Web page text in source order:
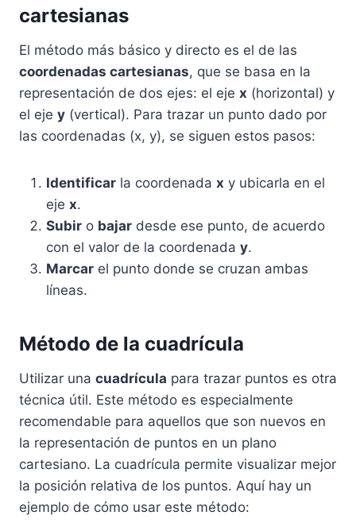
cartesianas
El método más básico y directo es el de las
coordenadas cartesianas, que se basa en la
representación de dos ejes: el eje x (horizontal) y
el eje y (vertical). Para trazar un punto dado por
las coordenadas (x, y), se siguen estos pasos:
Identificar la coordenada x y ubicarla en el
eje x.
Subir o bajar desde ese punto, de acuerdo
con el valor de la coordenada y.
Marcar el punto donde se cruzan ambas
líneas.
Método de la cuadrícula
Utilizar una cuadrícula para trazar puntos es otra
técnica útil. Este método es especialmente
recomendable para aquellos que son nuevos en
la representación de puntos en un plano
cartesiano. La cuadrícula permite visualizar mejor
la posición relativa de los puntos. Aquí hay un
ejemplo de cómo usar este método: